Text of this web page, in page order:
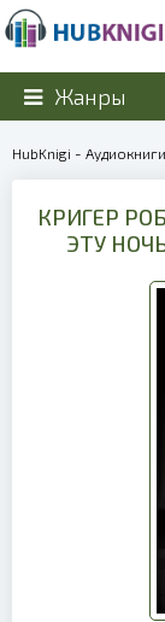
Жанры
HubKnigi - Аудиокниги
КРИГЕР
ЭТУ